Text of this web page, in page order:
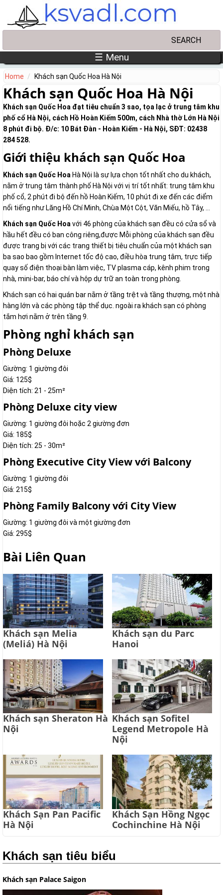
Skip to main content
☰ Menu
Home Khách sạn Quốc Hoa Hà Nội
Khách sạn Quốc Hoa Hà Nội
Khách sạn Quốc Hoa đạt tiêu chuẩn 3 sao, tọa lạc ở trung tâm khu
phố cổ Hà Nội, cách Hồ Hoàn Kiếm 500m, cách Nhà thờ Lớn Hà Nội
8 phút đi bộ. Đ/c: 10 Bát Đàn - Hoàn Kiếm - Hà Nội, SĐT: 02438
284 528.
Giới thiệu khách sạn Quốc Hoa
Khách sạn Quốc Hoa Hà Nội là sự lựa chọn tốt nhất cho du khách,
nằm ở trung tâm thành phố Hà Nội với vị trí tốt nhất: trung tâm khu
phố cổ, 2 phút đi bộ đến hồ Hoàn Kiếm, 10 phút đi xe đến các điểm
nổi tiếng như Lăng Hồ Chí Minh, Chùa Một Cột, Văn Miếu, hồ Tây, ...
Khách sạn Quốc Hoa với 46 phòng của khách sạn đều có cửa sổ và
hầu hết đều có ban công riêng,được Mỗi phòng của khách sạn đều
được trang bị với các trang thiết bị tiêu chuẩn của một khách sạn
ba sao bao gồm Internet tốc độ cao, điều hòa trung tâm, trực tiếp
quay số điện thoại bàn làm việc, TV plasma cáp, kênh phim trong
nhà, mini-bar, báo chí và hộp dự trữ an toàn trong phòng.
Khách sạn có hai quán bar nằm ở tầng trệt và tầng thượng, một nhà
hàng lớn và các phòng tập thể dục. ngoài ra khách sạn có phòng
tắm hơi nằm ở trên tầng 9.
Phòng nghỉ khách sạn
Phòng Deluxe
Giường: 1 giường đôi
Giá: 125$
Diện tích: 21 - 25m²
Phòng Deluxe city view
Giường: 1 giường đôi hoặc 2 giường đơn
Giá: 185$
Diện tích: 25 - 30m²
Phòng Executive City View với Balcony
Giường: 1 giường đôi
Giá: 215$
Phòng Family Balcony với City View
Giường: 1 giường đôi và một giường đơn
Giá: 295$
Bài Liên Quan
Khách sạn Melia
(Meliá) Hà Nội
Khách sạn du Parc
Hanoi
Khách sạn Sheraton Hà
Nội
Khách sạn Sofitel
Legend Metropole Hà
Nội
Khách Sạn Pan Pacific
Hà Nội
Khách Sạn Hồng Ngọc
Cochinchine Hà Nội
Khách sạn tiêu biểu
Khách sạn Palace Saigon